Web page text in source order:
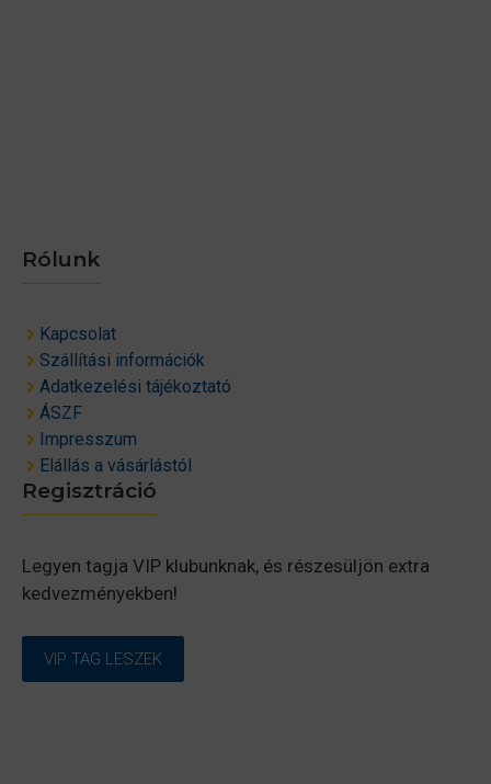
Rólunk
Kapcsolat
Szállítási információk
Adatkezelési tájékoztató
ÁSZF
Impresszum
Elállás a vásárlástól
Regisztráció
Legyen tagja VIP klubunknak, és részesüljön extra
kedvezményekben!
VIP TAG LESZEK